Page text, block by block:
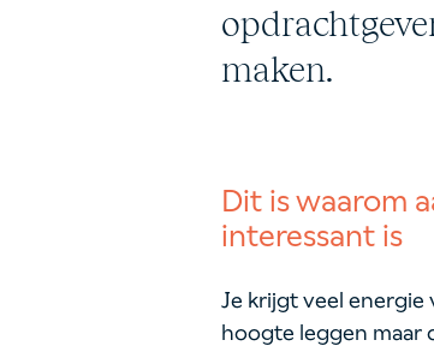
maken.
Dit is waarom
interessant is
Je krijgt veel energie
hoogte leggen maar